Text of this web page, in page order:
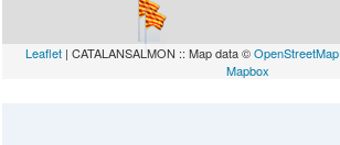
Leaflet | CATALANSALMON :: Map data ©OpenStreetMap
Mapbox